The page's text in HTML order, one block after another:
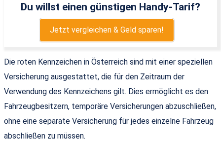
Du willst einen günstigen Handy-Tarif?
Jetzt vergleichen & Geld sparen!
Die roten Kennzeichen in Österreich sind mit einer speziellen
Versicherung ausgestattet, die für den Zeitraum der
Verwendung des Kennzeichens gilt. Dies ermöglicht es den
Fahrzeugbesitzern, temporäre Versicherungen abzuschließen,
ohne eine separate Versicherung für jedes einzelne Fahrzeug
abschließen zu müssen.